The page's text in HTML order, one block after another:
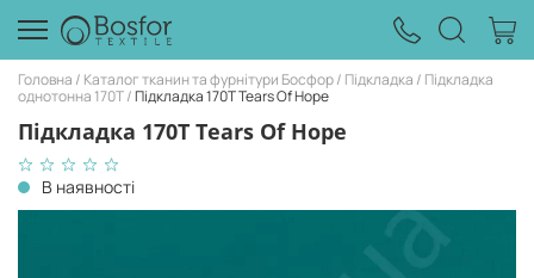
Головна Каталог тканин та фурнітури Босфор Підкладка
Підкладка
однотонна 170Т Підкладка 170T Tears Of Hope
Підкладка 170T Tears Of Hope
В наявності